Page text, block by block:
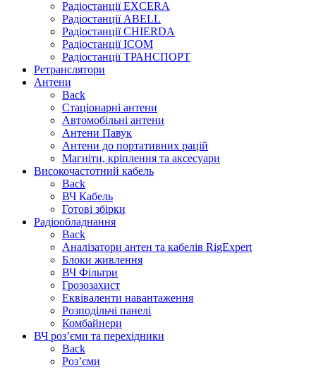
Радіостанції EXCERA
Радіостанції ABELL
Радіостанції CHIERDA
Радіостанції ICOM
Радіостанції ТРАНСПОРТ
Ретранслятори
Антени
Back
Стаціонарні антени
Автомобільні антени
Антени Павук
Антени до портативних рацій
Магніти, кріплення та аксесуари
Високочастотний кабель
Back
ВЧ Кабель
Готові збірки
Радіообладнання
Back
Аналізатори антен та кабелів RigExpert
Блоки живлення
ВЧ Фільтри
Грозозахист
Еквіваленти навантаження
Розподільчі панелі
Комбайнери
ВЧ роз’єми та перехідники
Back
Роз’єми